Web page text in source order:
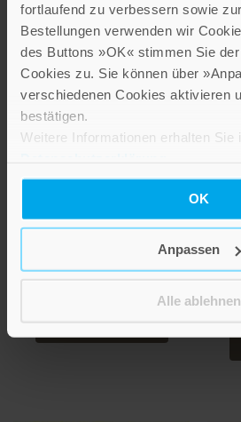
fortlaufend zu verbessern sowie
Bestellungen verwenden wir
des Buttons »OK« stimmen Sie
Cookies zu. Sie können über
verschiedenen Cookies aktivieren
bestätigen.
Weitere Informationen erhalten Sie
OK
Anpassen
Alle ablehnen
Mit dem Text »Was ich dir
Ab